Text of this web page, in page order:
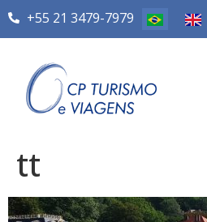
+55 21 3479-7979
tt